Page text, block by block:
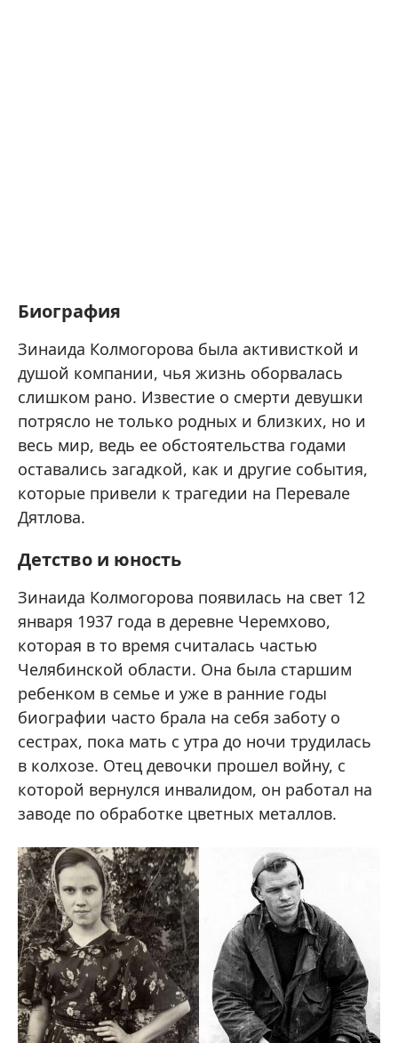
Биография
Зинаида Колмогорова была активисткой и
душой компании, чья жизнь оборвалась
слишком рано. Известие о смерти девушки
потрясло не только родных и близких, но и
весь мир, ведь ее обстоятельства годами
оставались загадкой, как и другие события,
которые привели к трагедии на Перевале
Дятлова.
Детство и юность
Зинаида Колмогорова появилась на свет 12
января 1937 года в деревне Черемхово,
которая в то время считалась частью
Челябинской области. Она была старшим
ребенком в семье и уже в ранние годы
биографии часто брала на себя заботу о
сестрах, пока мать с утра до ночи трудилась
в колхозе. Отец девочки прошел войну, с
которой вернулся инвалидом, он работал на
заводе по обработке цветных металлов.